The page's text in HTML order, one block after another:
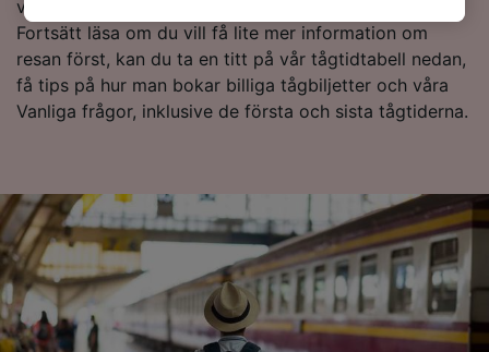
vänta längre utan, starta en sökning hos oss idag!
Fortsätt läsa om du vill få lite mer information om
resan först, kan du ta en titt på vår tågtidtabell nedan,
få tips på hur man bokar billiga tågbiljetter och våra
Vanliga frågor, inklusive de första och sista tågtiderna.
att användas för spårningsändamål om du har
bett oss att inte spåra dig.
Vi och våra partners behandlar data för att
tillhandahålla:
egenskaper för identifieringsändamål. Lagra
och/eller få åtkomst till information på en
enhet. Personanpassad reklam och innehåll,
reklam- och innehållsmätning, forskning
angående målgrupp och tjänsteutveckling.
Lista över partner (leverantörer)